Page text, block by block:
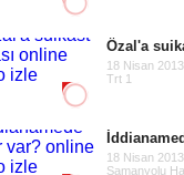
Özal'a
18 Nisan
Trt 1
18 Nisan
Samanyolu